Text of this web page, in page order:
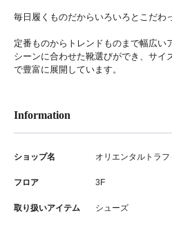
毎日履くものだからいろいろとこだわ
定番ものからトレンドものまで幅広い
シーンに合わせた靴選びができ、サイ
で豊富に展開しています。
Information
ショップ名 オリエンタルトラフ
フロア 3F
取り扱いアイテム シューズ